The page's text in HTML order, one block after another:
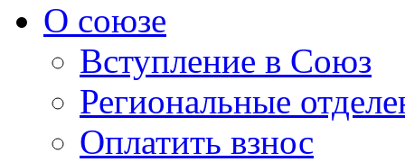
О союзе
Вступление в Союз
Региональные
Оплатить взнос